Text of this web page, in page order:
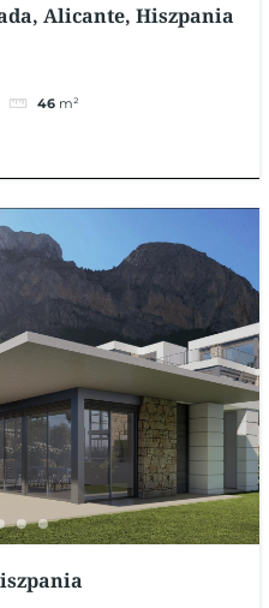
Alicante, Hiszpania
46 m²